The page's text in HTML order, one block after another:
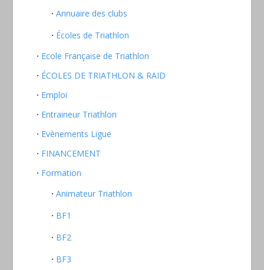
Annuaire des clubs
Écoles de Triathlon
Ecole Française de Triathlon
ÉCOLES DE TRIATHLON & RAID
Emploi
Entraineur Triathlon
Evènements Ligue
FINANCEMENT
Formation
Animateur Triathlon
BF1
BF2
BF3